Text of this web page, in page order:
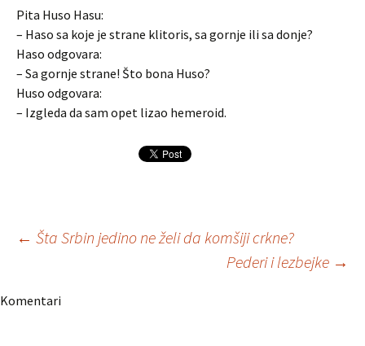
Pita Huso Hasu:
– Haso sa koje je strane klitoris, sa gornje ili sa donje?
Haso odgovara:
– Sa gornje strane! Što bona Huso?
Huso odgovara:
– Izgleda da sam opet lizao hemeroid.
Navigacija
članaka
← Šta Srbin jedino ne želi da komšiji crkne?
Pederi i lezbejke →
Komentari